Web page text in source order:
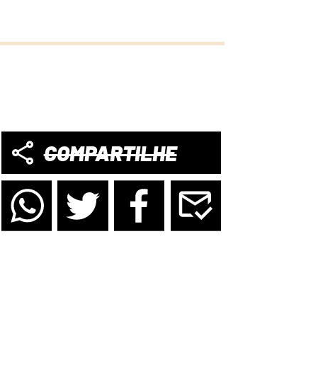
COMPARTILHE